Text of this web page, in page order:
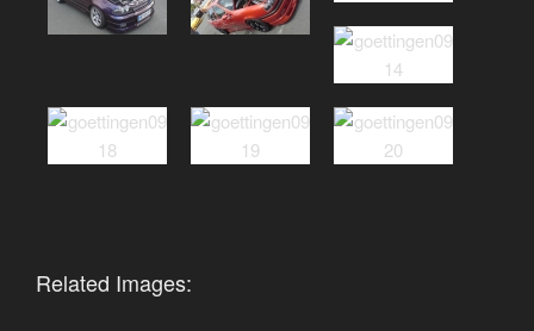
Related Images: